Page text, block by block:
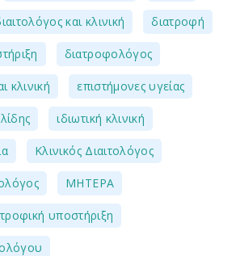
και κλινική διατροφή
διατροφολόγος
κλινική επιστήμονες υγείας
ιδιωτική κλινική
Κλινικός Διαιτολόγος
ΜΗΤΕΡΑ
υποστήριξη